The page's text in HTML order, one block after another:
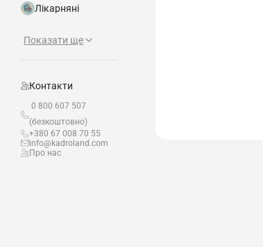
Лікарняні
Показати ще
Контакти
0 800 607 507
(безкоштовно)
+380 67 008 70 55
info@kadroland.com
Про нас